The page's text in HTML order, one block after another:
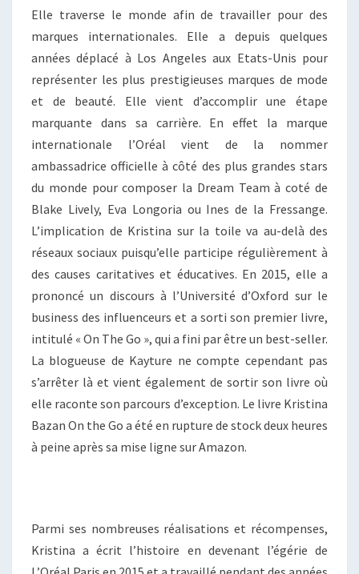
Elle traverse le monde afin de travailler pour des
marques internationales. Elle a depuis quelques
années déplacé à Los Angeles aux Etats-Unis pour
représenter les plus prestigieuses marques de mode
et de beauté. Elle vient d’accomplir une étape
marquante dans sa carrière. En effet la marque
internationale l’Oréal vient de la nommer
ambassadrice officielle à côté des plus grandes stars
du monde pour composer la Dream Team à coté de
Blake Lively, Eva Longoria ou Ines de la Fressange.
L’implication de Kristina sur la toile va au-delà des
réseaux sociaux puisqu’elle participe régulièrement à
des causes caritatives et éducatives. En 2015, elle a
prononcé un discours à l’Université d’Oxford sur le
business des influenceurs et a sorti son premier livre,
intitulé « On The Go », qui a fini par être un best-seller.
La blogueuse de Kayture ne compte cependant pas
s’arrêter là et vient également de sortir son livre où
elle raconte son parcours d’exception. Le livre Kristina
Bazan On the Go a été en rupture de stock deux heures
à peine après sa mise ligne sur Amazon.
Parmi ses nombreuses réalisations et récompenses,
Kristina a écrit l’histoire en devenant l’égérie de